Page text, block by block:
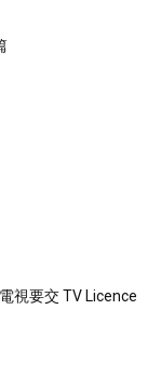
視要交 TV Licence